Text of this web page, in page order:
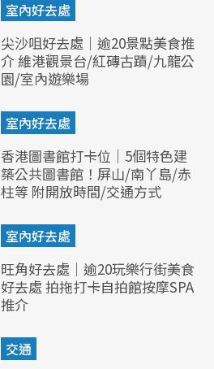
室內好去處
尖沙咀好去處｜逾20景點美食推
介 維港觀景台/紅磚古蹟/九龍公
園/室內遊樂場
室內好去處
香港圖書館打卡位｜5個特色建
築公共圖書館！屏山/南丫島/赤
柱等 附開放時間/交通方式
室內好去處
旺角好去處｜逾20玩樂行街美食
好去處 拍拖打卡自拍館按摩SPA
推介
交通